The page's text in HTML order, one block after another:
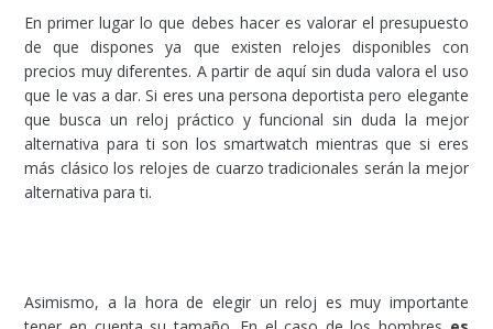
En primer lugar lo que debes hacer es valorar el presupuesto
de que dispones ya que existen relojes disponibles con
precios muy diferentes. A partir de aquí sin duda valora el uso
que le vas a dar. Si eres una persona deportista pero elegante
que busca un reloj práctico y funcional sin duda la mejor
alternativa para ti son los smartwatch mientras que si eres
más clásico los relojes de cuarzo tradicionales serán la mejor
alternativa para ti.
Asimismo, a la hora de elegir un reloj es muy importante